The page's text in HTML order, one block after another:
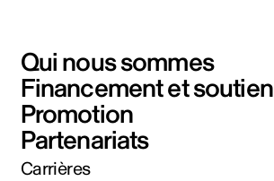
Qui nous sommes
Financement et soutien
Promotion
Partenariats
Carrières